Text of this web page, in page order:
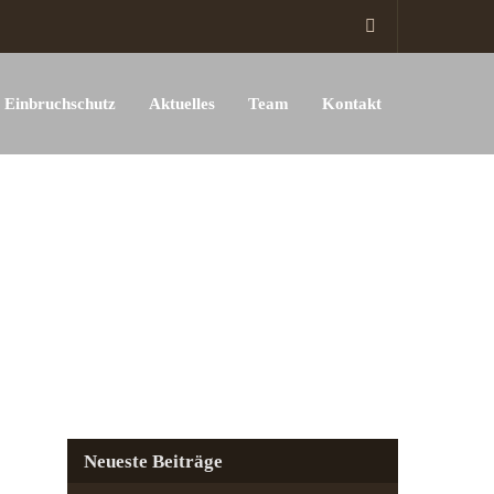
Einbruchschutz Aktuelles Team Kontakt
Neueste Beiträge